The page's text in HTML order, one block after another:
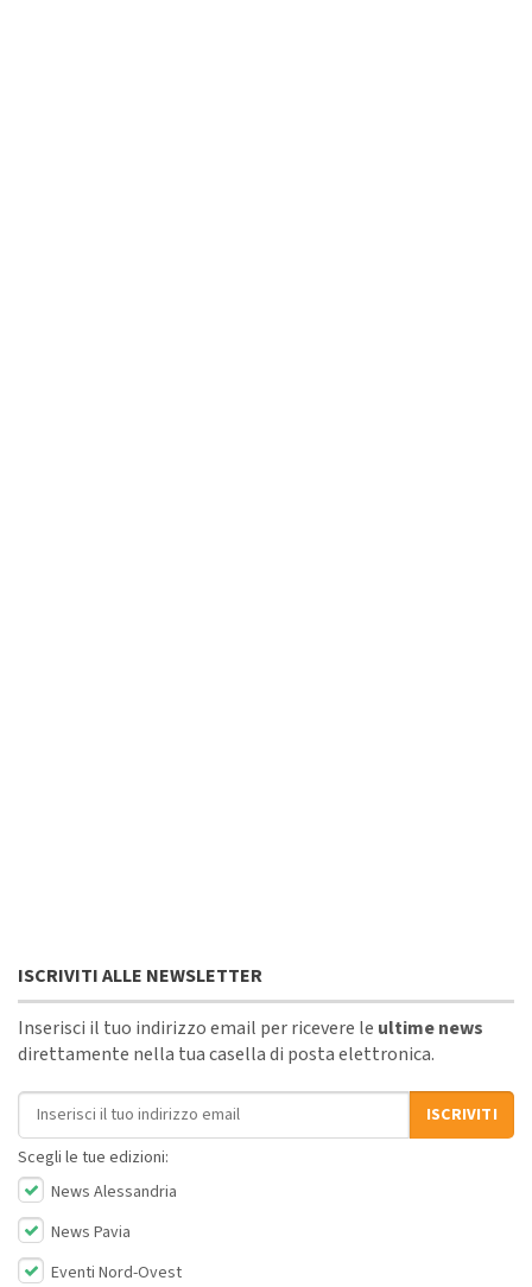
ISCRIVITI ALLE NEWSLETTER
Inserisci il tuo indirizzo email per ricevere le ultime news
direttamente nella tua casella di posta elettronica.
Indirizzo email
ISCRIVITI
Scegli le tue edizioni:
News Alessandria
News Pavia
Eventi Nord-Ovest